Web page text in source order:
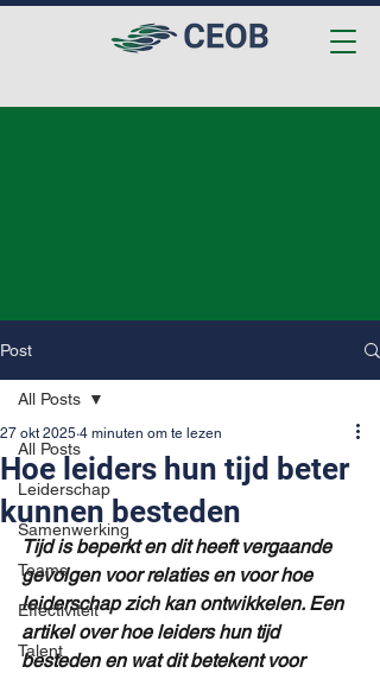
Post
All Posts
Leiderschap
Samenwerking
Teams
Effectiviteit
Talent
All Posts
Hoe leiders hun tijd beter
kunnen besteden
27 okt 2025 4 minuten om te lezen
Tijd is beperkt en dit heeft vergaande
gevolgen voor relaties en voor hoe
leiderschap zich kan ontwikkelen. Een
artikel over hoe leiders hun tijd
besteden en wat dit betekent voor